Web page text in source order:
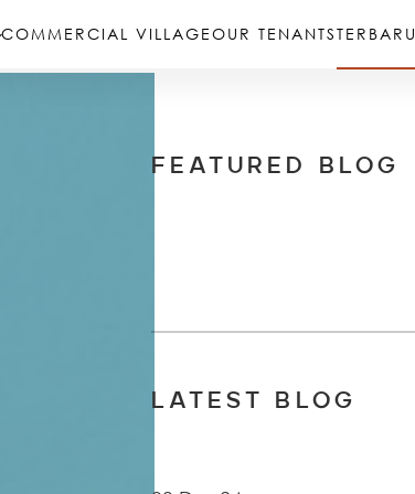
COMMERCIAL VILLAGEOUR TENANTSTERBARU
FEATURED BLOG
LATEST BLOG